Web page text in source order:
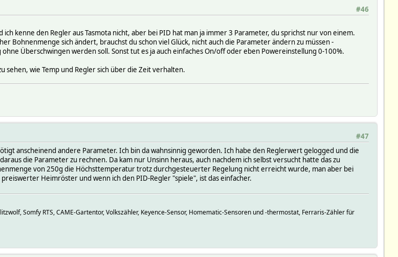
#46
kenne den Regler aus Tasmota nicht, aber bei PID hat man ja immer 3 Parameter, du sprichst nur von einem.
Bohnenmenge sich ändert, brauchst du schon viel Glück, nicht auch die Parameter ändern zu müssen -
Überschwingen werden soll. Sonst tut es ja auch einfaches On/off oder eben Powereinstellung 0-100%.
sehen, wie Temp und Regler sich über die Zeit verhalten.
#47
anscheinend andere Parameter. Ich bin da wahnsinnig geworden. Ich habe den Reglerwert gelogged und die
die Parameter zu rechnen. Da kam nur Unsinn heraus, auch nachdem ich selbst versucht hatte das zu
von 250g die Höchsttemperatur trotz durchgesteuerter Regelung nicht erreicht wurde, man aber bei
Heimröster und wenn ich den PID-Regler "spiele", ist das einfacher.
Somfy RTS, CAME-Gartentor, Volkszähler, Keyence-Sensor, Homematic-Sensoren und -thermostat, Ferraris-Zähler für